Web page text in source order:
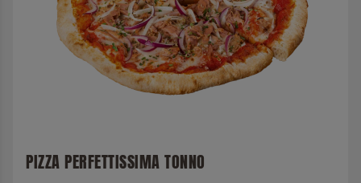
PIZZA PERFETTISSIMA TONNO